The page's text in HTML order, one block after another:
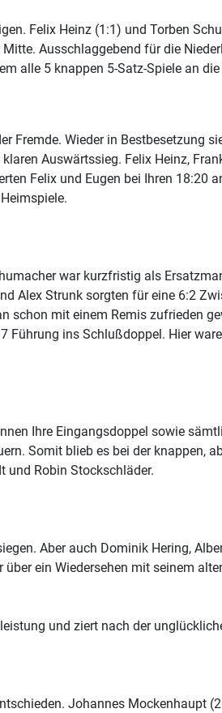
Felix Heinz (1:1) und Torben
Ausschlaggebend für die
alle 5 knappen 5-Satz-Spiele an
Fremde. Wieder in Bestbesetzung
Auswärtssieg. Felix Heinz,
Felix und Eugen bei Ihren 18:20
war kurzfristig als
Alex Strunk sorgten für eine 6:2
mit einem Remis zufrieden
ins Schlußdoppel. Hier
Ihre Eingangsdoppel sowie
Somit blieb es bei der knappen,
und Robin Stockschläder.
Aber auch Dominik Hering,
ein Wiedersehen mit seinem
und ziert nach der
Johannes Mockenhaupt